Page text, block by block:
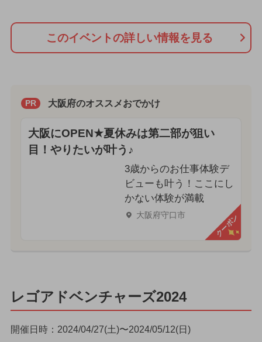
このイベントの詳しい情報を見る
PR 大阪府のオススメおでかけ
大阪にOPEN★夏休みは第二部が狙い
目！やりたいが叶う♪
3歳からのお仕事体験デ
ビューも叶う！ここにし
かない体験が満載
大阪府守口市 クーポン
レゴアドベンチャーズ2024
開催日時：2024/04/27(土)〜2024/05/12(日)